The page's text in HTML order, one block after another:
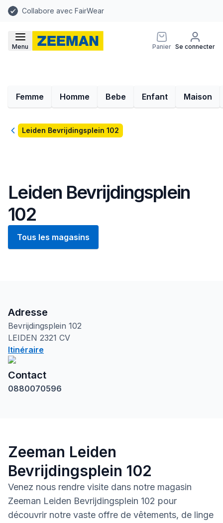
Collabore avec FairWear
Menu Panier Se connecter
Femme Homme Bebe Enfant Maison
RetourLeiden Bevrijdingsplein 102
Leiden Bevrijdingsplein
102
Tous les magasins
Adresse
Bevrijdingsplein 102
LEIDEN 2321 CV
Itinéraire
Contact
0880070596
Zeeman Leiden
Bevrijdingsplein 102
Venez nous rendre visite dans notre magasin
Zeeman Leiden Bevrijdingsplein 102 pour
découvrir notre vaste offre de vêtements, de linge